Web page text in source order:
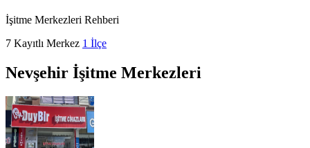
İşitme Merkezleri Rehberi
7 Kayıtlı Merkez 1 İlçe
Nevşehir İşitme Merkezleri